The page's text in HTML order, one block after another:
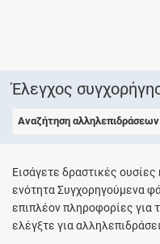
Έλεγχος
Αναζήτηση
Εισάγετε δραστικές
ενότητα Συγχορηγούμενα
επιπλέον πληροφορίες για
ελέγξτε για